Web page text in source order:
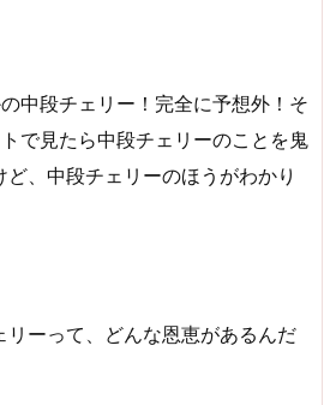
中段チェリー！完全に予想外！そ
で見たら中段チェリーのことを鬼
、中段チェリーのほうがわかり
ーって、どんな恩恵があるんだ